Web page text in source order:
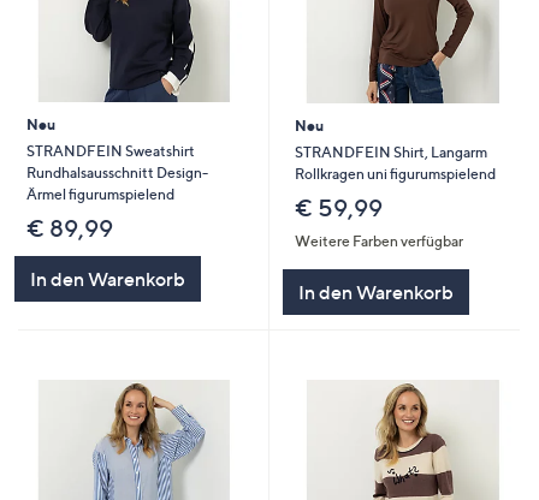
Neu
STRANDFEIN Sweatshirt
Rundhalsausschnitt Design-
Ärmel figurumspielend
€ 89,99
In den Warenkorb
Neu
STRANDFEIN Shirt, Langarm
Rollkragen uni figurumspielend
€ 59,99
Weitere Farben verfügbar
In den Warenkorb